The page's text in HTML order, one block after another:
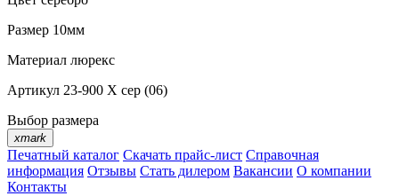
Размер 10мм
Материал люрекс
Артикул 23-900 X сер (06)
Выбор размера
xmark
Печатный каталог Скачать прайс-лист Справочная
информация Отзывы Стать дилером Вакансии О компании
Контакты